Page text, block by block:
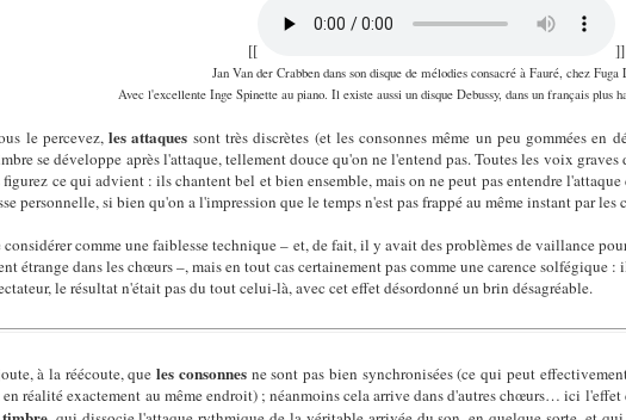
[[ ]]
Jan Van der Crabben dans son disque de mélodies consacré à Fauré, chez Fuga
Avec l'excellente Inge Spinette au piano. Il existe aussi un disque Debussy, dans un français plus
le percevez,les attaques sont très discrètes (et les consonnes même un peu gommées
se développe après l'attaque, tellement douce qu'on ne l'entend pas. Toutes les voix
ce qui advient : ils chantent bel et bien ensemble, mais on ne peut pas entendre
personnelle, si bien qu'on a l'impression que le temps n'est pas frappé au même instant par les
comme une faiblesse technique – et, de fait, il y avait des problèmes de vaillance
étrange dans les chœurs –, mais en tout cas certainement pas comme une carence
le résultat n'était pas du tout celui-là, avec cet effet désordonné un brin désagréable.
à la réécoute, queles consonnesne sont pas bien synchronisées (ce qui peut
en réalité exactement au même endroit) ; néanmoins cela arrive dans d'autres chœurs… ici l'effet